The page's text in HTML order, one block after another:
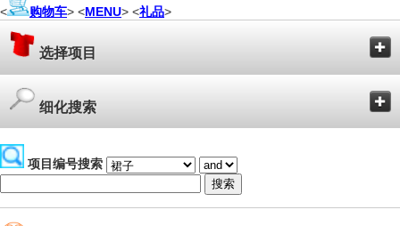
< 购物车> <MENU> <礼品>
选择项目
细化搜索
项目编号搜索